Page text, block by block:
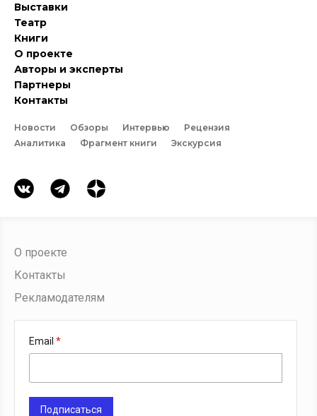
Выставки
Театр
Книги
О проекте
Авторы и эксперты
Партнеры
Контакты
Новости Обзоры Интервью
Рецензия
Аналитика
Фрагмент книги Экскурсия
О проекте
Контакты
Рекламодателям
Email
Подписаться